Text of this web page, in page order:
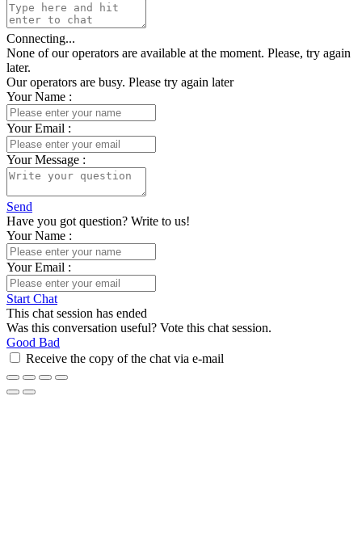
Connecting...
None of our operators are available at the moment. Please, try again
later.
Our operators are busy. Please try again later
Your Name :
Your Email :
Your Message :
Send
Have you got question? Write to us!
Your Name :
Your Email :
Start Chat
This chat session has ended
Was this conversation useful? Vote this chat session.
Good Bad
Receive the copy of the chat via e-mail